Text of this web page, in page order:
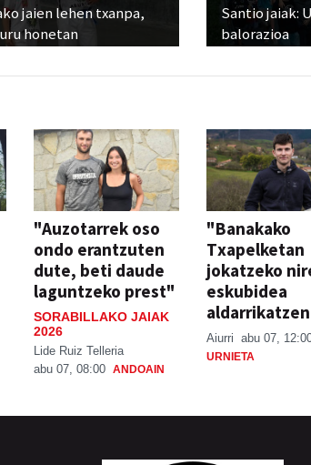
jaien lehen txanpa,
honetan
Santio jaiak:
balorazioa
"Auzotarrek oso
ondo erantzuten
dute, beti daude
laguntzeko prest"
SORABILLAKO JAIAK
2026
Lide Ruiz Telleria
abu 07, 08:00 ANDOAIN
"Banakako
Txapelketan
jokatzeko
eskubidea
Aiurri abu 07,
URNIETA